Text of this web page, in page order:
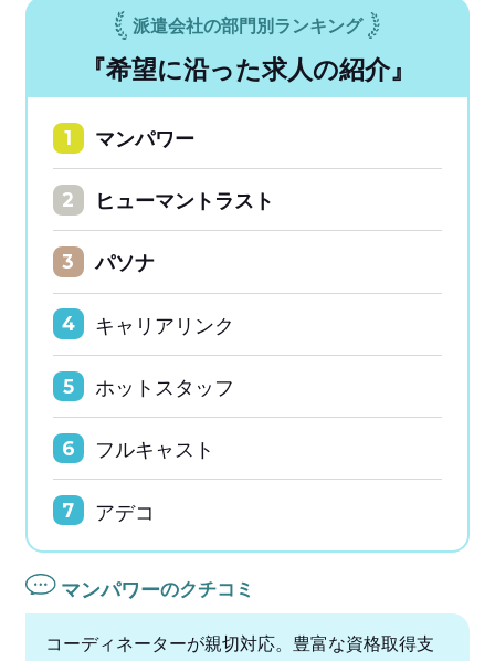
派遣会社の部門別ランキング
『希望に沿った求人の紹介』
1 マンパワー
2 ヒューマントラスト
3 パソナ
4 キャリアリンク
5 ホットスタッフ
6 フルキャスト
7 アデコ
マンパワーのクチコミ
コーディネーターが親切対応。豊富な資格取得支